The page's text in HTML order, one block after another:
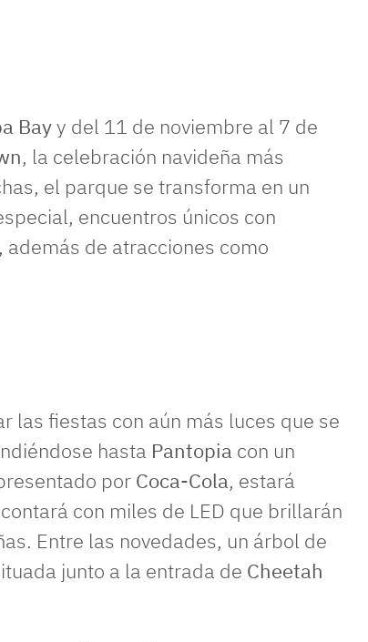
Bayy del 11 de noviembre al 7 de
, la celebración navideña más
el parque se transforma en un
encuentros únicos con
de atracciones como
las fiestas con aún más luces que se
hasta Pantopia con un
por Coca-Cola, estará
con miles de LED que brillarán
Entre las novedades, un árbol de
junto a la entrada de Cheetah